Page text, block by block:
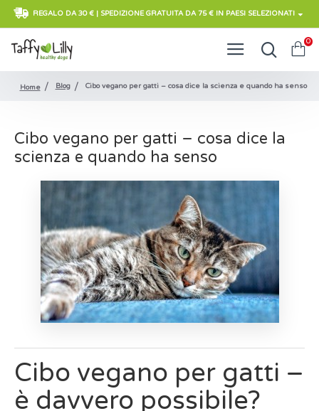
REGALO DA 30 € | SPEDIZIONE GRATUITA DA 75 € IN PAESI SELEZIONATI
0
Home Blog Cibo vegano per gatti – cosa dice la scienza e quando ha senso
Cibo vegano per gatti – cosa dice la
scienza e quando ha senso
Cibo vegano per gatti –
è davvero possibile?